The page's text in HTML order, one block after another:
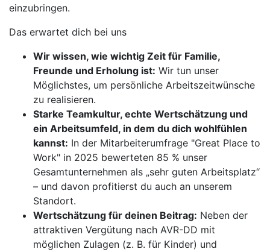
einzubringen.
Das erwartet dich bei uns
Wir wissen, wie wichtig Zeit für Familie,
Freunde und Erholung ist: Wir tun unser
Möglichstes, um persönliche Arbeitszeitwünsche
zu realisieren.
Starke Teamkultur, echte Wertschätzung und
ein Arbeitsumfeld, in dem du dich wohlfühlen
kannst: In der Mitarbeiterumfrage "Great Place to
Work" in 2025 bewerteten 85 % unser
Gesamtunternehmen als „sehr guten Arbeitsplatz“
– und davon profitierst du auch an unserem
Standort.
Wertschätzung für deinen Beitrag: Neben der
attraktiven Vergütung nach AVR-DD mit
möglichen Zulagen (z. B. für Kinder) und